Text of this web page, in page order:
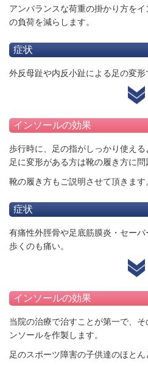
アンバランスな荷重の掛かり方を
の負荷を減らします。
症状
外反母趾や内反小趾による足の変
インソールの効果
歩行時に、足の指がしっかり使える
足に変形がある方は靴の履き方に問
靴の履き方もご説明させて頂きます
症状
有痛性外脛骨や足底筋膜炎・セー
歩くのも痛い。
インソールの効果
当院の治療で治すことが第一で、
ンソールを作製します。
足のスポーツ障害の子供達のほとん